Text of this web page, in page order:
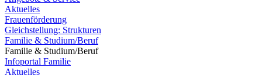
Aktuelles
Frauenförderung
Gleichstellung: Strukturen
Familie & Studium/Beruf
Familie & Studium/Beruf
Infoportal Familie
Aktuelles